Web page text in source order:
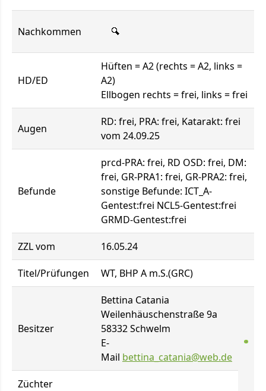
Nachkommen
HD/ED
Hüften = A2 (rechts = A2, links =
A2)
Ellbogen rechts = frei, links = frei
Augen
RD: frei, PRA: frei, Katarakt: frei
vom 24.09.25
Befunde
prcd-PRA: frei, RD OSD: frei, DM:
frei, GR-PRA1: frei, GR-PRA2: frei,
sonstige Befunde: ICT_A-
Gentest:frei NCL5-Gentest:frei
GRMD-Gentest:frei
ZZL vom 16.05.24
Titel/Prüfungen WT, BHP A m.S.(GRC)
Besitzer
Bettina Catania
Weilenhäuschenstraße 9a
58332 Schwelm
E-
Mail bettina_catania@web.de
Züchter